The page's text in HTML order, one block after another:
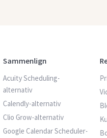
Sammenlign
Acuity Scheduling-
alternativ
Calendly-alternativ
Clio Grow-alternativ
Google Calendar Scheduler-